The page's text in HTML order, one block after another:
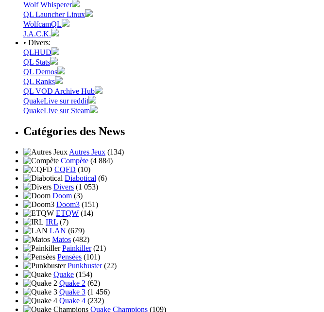
Wolf Whisperer
QL Launcher Linux
WolfcamQL
J.A.C.K.
• Divers:
QLHUD
QL Stats
QL Demos
QL Ranks
QL VOD Archive Hub
QuakeLive sur reddit
QuakeLive sur Steam
Catégories des News
Autres Jeux (134)
Compète (4 884)
CQFD (10)
Diabotical (6)
Divers (1 053)
Doom (3)
Doom3 (151)
ETQW (14)
IRL (7)
LAN (679)
Matos (482)
Painkiller(21)
Pensées (101)
Punkbuster(22)
Quake (154)
Quake 2 (62)
Quake 3 (1 456)
Quake 4 (232)
Quake Champions (109)